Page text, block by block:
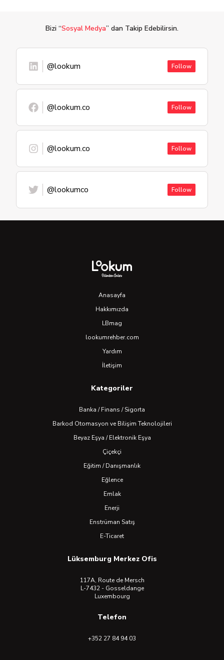
Bizi “Sosyal Medya” dan Takip Edebilirsin.
@lookum Follow
@lookum.co Follow
@lookum.co Follow
@lookumco Follow
Anasayfa
Hakkımızda
LBmag
lookumrehber.com
Yardım
İletişim
Kategoriler
Banka / Finans / Sigorta
Barkod Otomasyon ve Bilişim Teknolojileri
Beyaz Eşya / Elektronik Eşya
Çiçekçi
Eğitim / Danışmanlık
Eğlence
Emlak
Enerji
Enstrüman Satış
E-Ticaret
Lüksemburg Merkez Ofis
117A, Route de Mersch
L-7432 - Gosseldange
Luxembourg
Telefon
+352 27 84 94 03